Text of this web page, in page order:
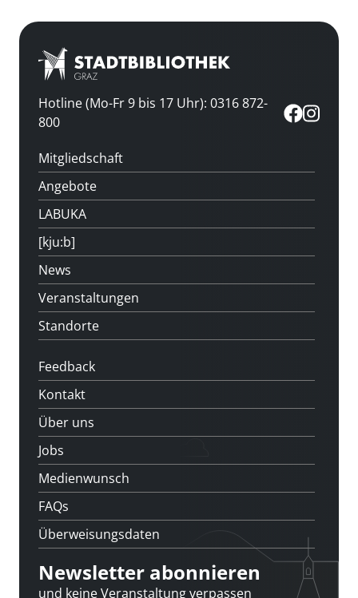
Hotline (Mo-Fr 9 bis 17 Uhr): 0316 872-
800
Mitgliedschaft
Angebote
LABUKA
[kju:b]
News
Veranstaltungen
Standorte
Feedback
Kontakt
Über uns
Jobs
Medienwunsch
FAQs
Überweisungsdaten
Newsletter abonnieren
und keine Veranstaltung verpassen